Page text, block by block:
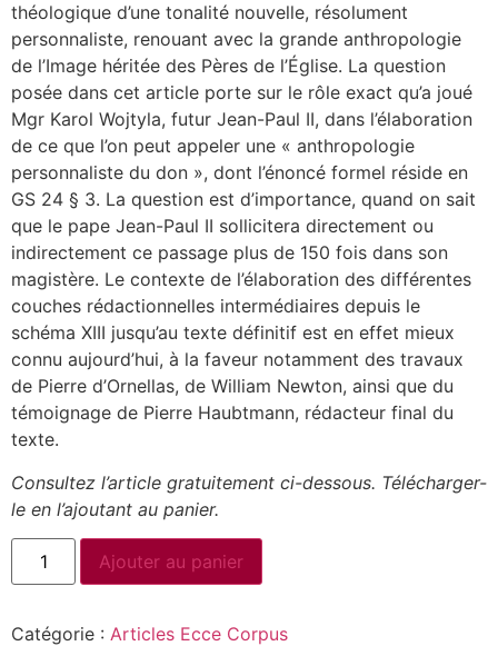
théologique d’une tonalité nouvelle, résolument
personnaliste, renouant avec la grande anthropologie
de l’Image héritée des Pères de l’Église. La question
posée dans cet article porte sur le rôle exact qu’a joué
Mgr Karol Wojtyla, futur Jean-Paul II, dans l’élaboration
de ce que l’on peut appeler une « anthropologie
personnaliste du don », dont l’énoncé formel réside en
GS 24 § 3. La question est d’importance, quand on sait
que le pape Jean-Paul II sollicitera directement ou
indirectement ce passage plus de 150 fois dans son
magistère. Le contexte de l’élaboration des différentes
couches rédactionnelles intermédiaires depuis le
schéma XIII jusqu’au texte définitif est en effet mieux
connu aujourd’hui, à la faveur notamment des travaux
de Pierre d’Ornellas, de William Newton, ainsi que du
témoignage de Pierre Haubtmann, rédacteur final du
texte.
Consultez l’article gratuitement ci-dessous. Télécharger-
le en l’ajoutant au panier.
Ajouter au panier
Catégorie : Articles Ecce Corpus